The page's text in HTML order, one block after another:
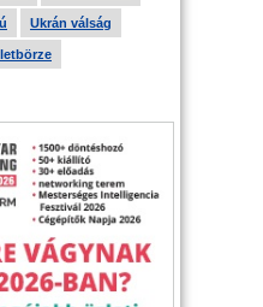
Ukrán válság